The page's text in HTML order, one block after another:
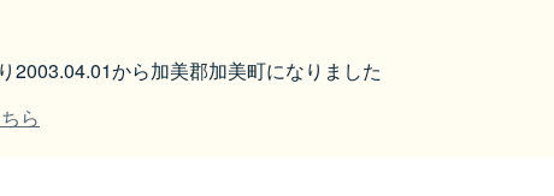
2003.04.01から加美郡加美町になりました
ら